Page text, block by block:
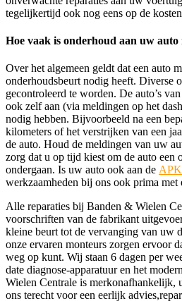
tegelijkertijd ook nog eens op de
Hoe vaak is onderhoud aan uw auto
Over het algemeen geldt dat een auto
onderhoudsbeurt nodig heeft. Diverse
gecontroleerd te worden. De auto’s
ook zelf aan (via meldingen op het
nodig hebben. Bijvoorbeeld na een
kilometers of het verstrijken van een
de auto. Houd de meldingen van uw
zorg dat u op tijd kiest om de auto een
ondergaan. Is uw auto ook aan de APK
werkzaamheden bij ons ook prima met
Alle reparaties bij Banden & Wielen
voorschriften van de fabrikant
kleine beurt tot de vervanging van uw
onze ervaren monteurs zorgen ervoor
weg op kunt. Wij staan 6 dagen per
date diagnose-apparatuur en het
Wielen Centrale is merkonafhankelijk,
ons terecht voor een eerlijk